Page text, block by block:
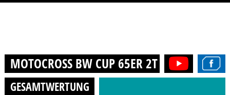
MOTOCROSS BW CUP 65ER 2T (8-12J.) 2025
GESAMTWERTUNG